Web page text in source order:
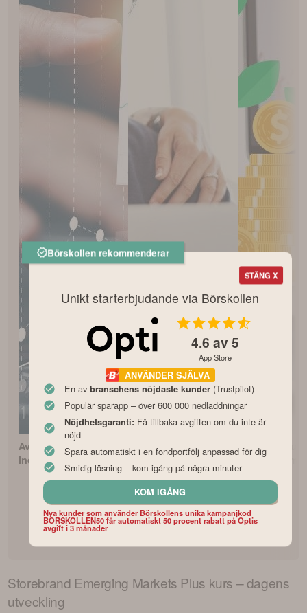
Avanza Zero – Bästa
indexfonden?
Bästa PPM-fonderna
för pensionssparandet
Så börjar du
i fonder som
Storebrand Emerging Markets Plus kurs – dagens
utveckling
STÄNG X
Börskollen rekommenderar
Unikt starterbjudande via Börskollen
4.6 av 5
App Store
ANVÄNDER SJÄLVA
En av branschens nöjdaste kunder(Trustpilot)
Populär sparapp – över 600 000 nedladdningar
Nöjdhetsgaranti: Få tillbaka avgiften om du inte är
nöjd
Spara automatiskt i en fondportfölj anpassad för dig
Smidig lösning – kom igång på några minuter
KOM IGÅNG
Nya kunder som använder Börskollens unika kampanjkod
BORSKOLLEN50 får automatiskt 50 procent rabatt på Optis
avgift i 3 månader